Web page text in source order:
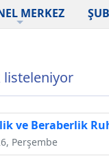
MERKEZ
listeleniyor
ve Beraberlik
Perşembe